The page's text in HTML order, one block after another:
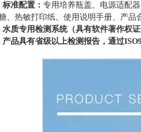
标准配置： 专用培养瓶盖、电源适配器
、热敏打印纸、使用说明手册、产品
水质专用检测系统（具有软件著作权证
产品具有省级以上检测报告，通过